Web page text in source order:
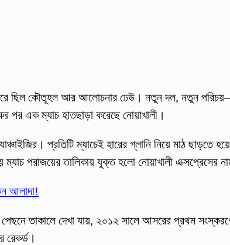
ছিল কৌতূহল আর আলোচনার ঢেউ। নতুন দল, নতুন
পর এক ম্যাচ হাতছাড়া করেছে নোয়াখালী।
প্রতিটি ম্যাচেই হারের গ্লানি নিয়ে মাঠ ছাড়তে
পরাজয়ের তালিকায় যুক্ত হলো নোয়াখালী এক্সপ্রেসের
আলাদা!
তাকালে দেখা যায়, ২০১২ সালে আসরের প্রথম
রেকর্ড।